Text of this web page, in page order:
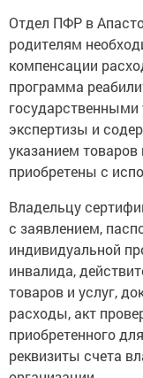
Отдел ПФР в
родителям
компенсации
программа
экспертизы и
указанием товаров
приобретены с
Владельцу
с заявлением,
индивидуальной
инвалида,
товаров и услуг,
расходы, акт
приобретенного
реквизиты счета